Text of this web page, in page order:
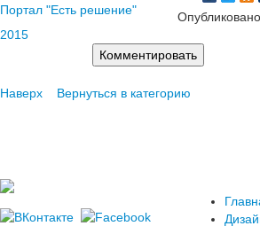
Портал "Есть решение"
2015
Наверх Вернуться в категорию